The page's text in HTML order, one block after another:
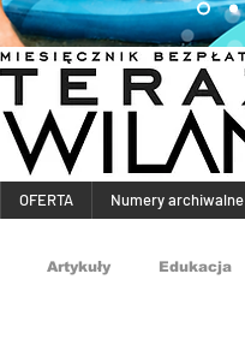
OFERTA Numery archiwalne
Artykuły Edukacja